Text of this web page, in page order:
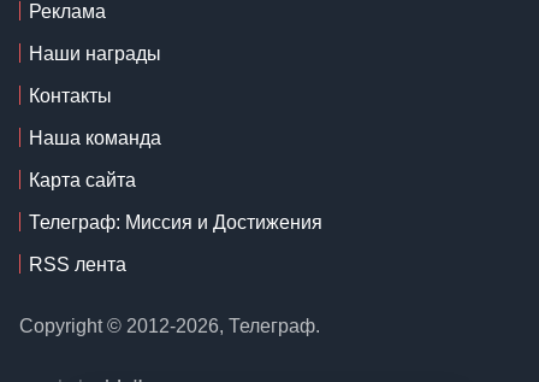
Реклама
Наши награды
Контакты
Наша команда
Карта сайта
Телеграф: Миссия и Достижения
RSS лента
Copyright © 2012-2026, Телеграф.